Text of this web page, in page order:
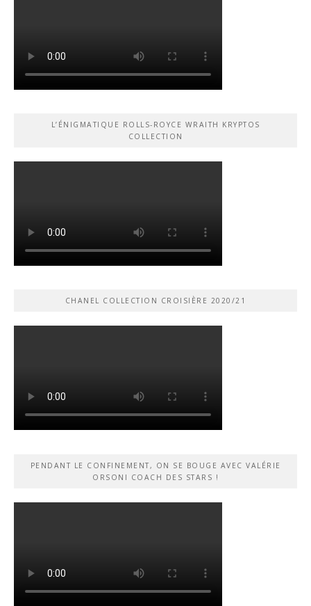
L’ÉNIGMATIQUE ROLLS-ROYCE WRAITH KRYPTOS
COLLECTION
CHANEL COLLECTION CROISIÈRE 2020/21
PENDANT LE CONFINEMENT, ON SE BOUGE AVEC VALÉRIE
ORSONI COACH DES STARS !